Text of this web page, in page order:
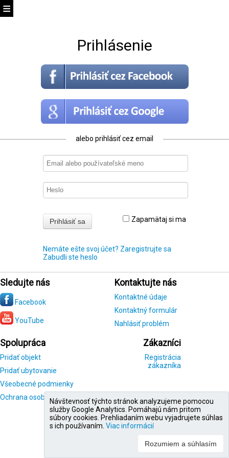
Prihlásenie
alebo prihlásiť cez email
Zapamätaj si ma
Nemáte ešte svoj účet? Zaregistrujte sa
Zabudli ste heslo
Sledujte nás
Facebook
YouTube
Kontaktujte nás
Kontaktné údaje
Kontaktný formulár
Nahlásiť problém
Spolupráca
Pridať objekt
Pridať ubytovanie
Všeobecné podmienky
Ochrana osobných údajov
Zákazníci
Registrácia
zákazníka
Návštevnosť týchto stránok analyzujeme pomocou
služby Google Analytics. Pomáhajú nám pritom
súbory cookies. Prehliadaním webu vyjadrujete súhlas
s ich používaním. Viac informácií